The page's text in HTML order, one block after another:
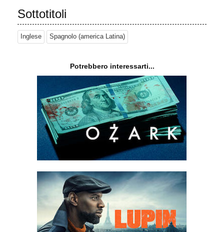
Sottotitoli
Inglese Spagnolo (america Latina)
Potrebbero interessarti...